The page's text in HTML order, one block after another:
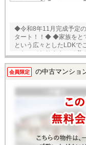
◆令和8年11月完成予定
タート！！◆ ◆家族をとても大切にできる間取りです ◇LDK ・約18.25帖
という広々としたLDKで
になっておりますので必
が対面式となっておりま
◇収納充実 ・各居室に収
ことができます ・増えて
ただけます
会員限定 の中古マンショ